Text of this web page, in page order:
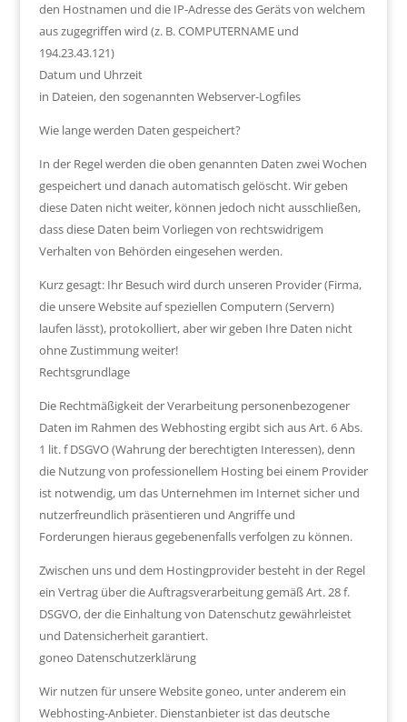
den Hostnamen und die IP-Adresse des Geräts von welchem
aus zugegriffen wird (z. B. COMPUTERNAME und
194.23.43.121)
Datum und Uhrzeit
in Dateien, den sogenannten Webserver-Logfiles
Wie lange werden Daten gespeichert?
In der Regel werden die oben genannten Daten zwei Wochen
gespeichert und danach automatisch gelöscht. Wir geben
diese Daten nicht weiter, können jedoch nicht ausschließen,
dass diese Daten beim Vorliegen von rechtswidrigem
Verhalten von Behörden eingesehen werden.
Kurz gesagt: Ihr Besuch wird durch unseren Provider (Firma,
die unsere Website auf speziellen Computern (Servern)
laufen lässt), protokolliert, aber wir geben Ihre Daten nicht
ohne Zustimmung weiter!
Rechtsgrundlage
Die Rechtmäßigkeit der Verarbeitung personenbezogener
Daten im Rahmen des Webhosting ergibt sich aus Art. 6 Abs.
1 lit. f DSGVO (Wahrung der berechtigten Interessen), denn
die Nutzung von professionellem Hosting bei einem Provider
ist notwendig, um das Unternehmen im Internet sicher und
nutzerfreundlich präsentieren und Angriffe und
Forderungen hieraus gegebenenfalls verfolgen zu können.
Zwischen uns und dem Hostingprovider besteht in der Regel
ein Vertrag über die Auftragsverarbeitung gemäß Art. 28 f.
DSGVO, der die Einhaltung von Datenschutz gewährleistet
und Datensicherheit garantiert.
goneo Datenschutzerklärung
Wir nutzen für unsere Website goneo, unter anderem ein
Webhosting-Anbieter. Dienstanbieter ist das deutsche